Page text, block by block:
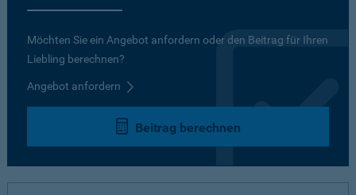
Möchten Sie ein Angebot anfordern oder den Beitrag für Ihren
Liebling berechnen?
Angebot anfordern
Beitrag berechnen